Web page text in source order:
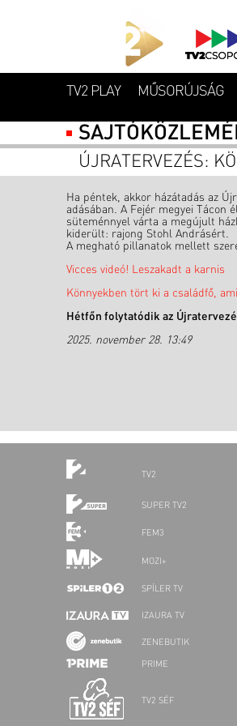
TV2 PLAY MŰSORÚJSÁG
ÚJRATERVEZÉS:
Ha péntek, akkor házátadás az
adásában. A Fejér megyei Tácon
süteménnyel várta a megújult
kiderült: rajong Stohl Andrásért.
A megható pillanatok mellett
Vicces videó! Leszakadt a karnis
Könnyekben tört ki a családfő,
Hétfőn folytatódik az
2025. november 28. 13:49
TV2
SUPER TV2
FEM3
MOZI+
SPÍLER TV
IZAURA TV
ZENEBUTIK
PRIME
TV2 SÉF